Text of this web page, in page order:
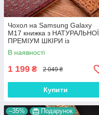
Чохол на Samsung Galaxy
M17 книжка з НАТУРАЛЬНОЇ
ПРЕМІУМ ШКІРИ із
підставкою протиударний
магнітний "JACOSA"
В наявності
1 199 ₴ 2 049 ₴
Купити
–35% Подарунок